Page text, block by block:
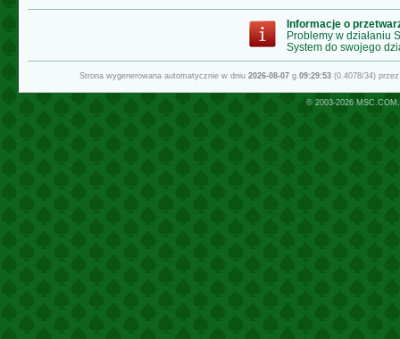
Informacje o
Problemy w działaniu
System do swojego
Strona wygenerowana automatycznie w dniu 2026-08-07g.09:29:53(0.4078/34)
© 2003-2026